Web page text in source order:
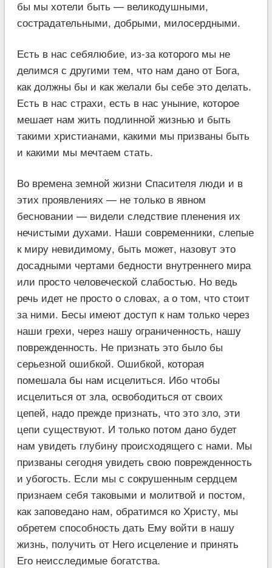
бы мы хотели быть — великодушными,
сострадательными, добрыми, милосердными.
Есть в нас себялюбие, из-за которого мы не
делимся с другими тем, что нам дано от Бога,
как должны бы и как желали бы себе это делать.
Есть в нас страхи, есть в нас уныние, которое
мешает нам жить подлинной жизнью и быть
такими христианами, какими мы призваны быть
и какими мы мечтаем стать.
Во времена земной жизни Спасителя люди и в
этих проявлениях — не только в явном
бесновании — видели следствие пленения их
нечистыми духами. Наши современники, слепые
к миру невидимому, быть может, назовут это
досадными чертами бедности внутреннего мира
или просто человеческой слабостью. Но ведь
речь идет не просто о словах, а о том, что стоит
за ними. Бесы имеют доступ к нам только через
наши грехи, через нашу ограниченность, нашу
поврежденность. Не признать это было бы
серьезной ошибкой. Ошибкой, которая
помешала бы нам исцелиться. Ибо чтобы
исцелиться от зла, освободиться от своих
цепей, надо прежде признать, что это зло, эти
цепи существуют. И только потом дано будет
нам увидеть глубину происходящего с нами. Мы
призваны сегодня увидеть свою поврежденность
и убогость. Если мы с сокрушенным сердцем
признаем себя таковыми и молитвой и постом,
как заповедано нам, обратимся ко Христу, мы
обретем способность дать Ему войти в нашу
жизнь, получить от Него исцеление и принять
Его неисследимые богатства.